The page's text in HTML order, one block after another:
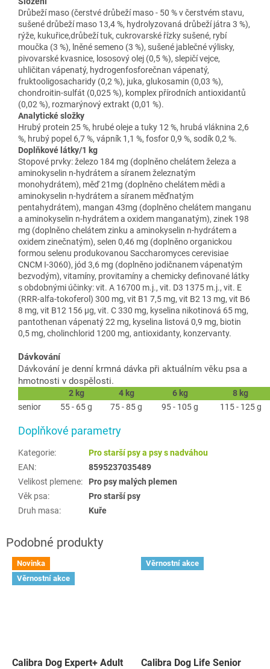
Drůbeží maso (čerstvé drůbeží maso - 50 % v čerstvém stavu,
sušené drůbeží maso 13,4 %, hydrolyzovaná drůbeží játra 3 %),
rýže, kukuřice,drůbeží tuk, cukrovarské řízky sušené, rybí
moučka (3 %), lněné semeno (3 %), sušené jablečné výlisky,
pivovarské kvasnice, lososový olej (0,5 %), slepičí vejce,
uhličitan vápenatý, hydrogenfosforečnan vápenatý,
fruktooligosacharidy (0,2 %), juka, glukosamin (0,03 %),
chondroitin-sulfát (0,025 %), komplex přírodních antioxidantů
(0,02 %), rozmarýnový extrakt (0,01 %).
Analytické složky
Hrubý protein 25 %, hrubé oleje a tuky 12 %, hrubá vláknina 2,6
%, hrubý popel 6,7 %, vápník 1,1 %, fosfor 0,9 %, sodík 0,2 %.
Doplňkové látky/1 kg
Stopové prvky: železo 184 mg (doplněno chelátem železa a
aminokyselin n-hydrátem a síranem železnatým
monohydrátem), měď 21mg (doplněno chelátem mědi a
aminokyselin n-hydrátem a síranem měďnatým
pentahydrátem), mangan 43mg (doplněno chelátem manganu
a aminokyselin n-hydrátem a oxidem manganatým), zinek 198
mg (doplněno chelátem zinku a aminokyselin n-hydrátem a
oxidem zinečnatým), selen 0,46 mg (doplněno organickou
formou selenu produkovanou Saccharomyces cerevisiae
CNCM I-3060), jód 3,6 mg (doplněno jodičnanem vápenatým
bezvodým), vitamíny, provitamíny a chemicky definované látky
s obdobnými účinky: vit. A 16700 m.j., vit. D3 1375 m.j., vit. E
(RRR-alfa-tokoferol) 300 mg, vit B1 7,5 mg, vit B2 13 mg, vit B6
8 mg, vit B12 156 µg, vit. C 330 mg, kyselina nikotinová 65 mg,
pantothenan vápenatý 22 mg, kyselina listová 0,9 mg, biotin
0,5 mg, cholinchlorid 1200 mg, antioxidanty, konzervanty.
Dávkování
Dávkování je denní krmná dávka při aktuálním věku psa a
hmotnosti v dospělosti.
2 kg 4 kg 6 kg
8 kg
senior
55 - 65 g 75 - 85 g 95 - 105 g 115 - 125 g
Doplňkové parametry
Kategorie:
Pro starší psy a psy s nadváhou
EAN:
8595237035489
Velikost plemene:
Pro psy malých plemen
Věk psa:
Pro starší psy
Druh masa: Kuře
Novinka
Věrnostní akce
Calibra Dog Expert+ Adult
Věrnostní akce
Calibra Dog Life Senior